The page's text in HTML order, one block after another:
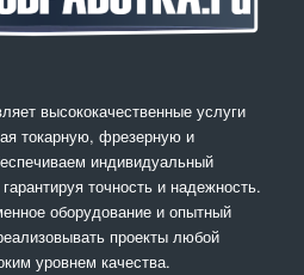
высококачественные услуги
токарную, фрезерную и
индивидуальный
точность и надежность.
оборудование и опытный
проекты любой
уровнем качества.